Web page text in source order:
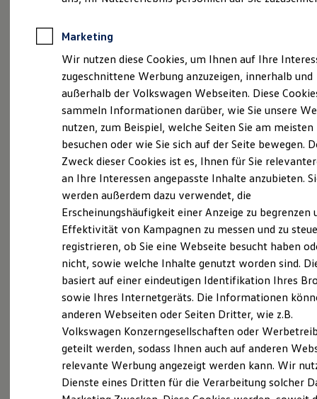
Anpfiff zum Gewinn
Elektroautos
ID. Tutorials
Elektrofahrzeugkonzepte
Reichweite
Reichweite der ID. Modelle
Reichweite im Winter
Laden
Laden unterwegs
Laden Zuhause
Ladezeitensimulator
Batterie
Sicherheit
Garantie und Lebensdauer
Nachhaltigkeit
Technologie
Kosten und Kauf
Verbrauchskosten
Kaufoptionen
E-Auto-Förderung
Software und Konnektivität
Die ID. Software 6
ID. Software Versionen und Updates
Digitale Extras
Schnittstellen zu Ihrem ID.
Probefahrt vereinbaren
Fahrzeugangebot anfordern
Servicetermin buchen
Serviceanfrage stellen
Marketing
Wir nutzen diese Cookies, um Ihnen auf Ihre
zugeschnittene Werbung anzuzeigen, innerhalb und
außerhalb der Volkswagen Webseiten. Diese
sammeln Informationen darüber, wie Sie unsere
nutzen, zum Beispiel, welche Seiten Sie am meisten
besuchen oder wie Sie sich auf der Seite bewegen.
Zweck dieser Cookies ist es, Ihnen für Sie
an Ihre Interessen angepasste Inhalte anzubieten.
werden außerdem dazu verwendet, die
Erscheinungshäufigkeit einer Anzeige zu begrenzen
Effektivität von Kampagnen zu messen und zu
registrieren, ob Sie eine Webseite besucht haben
nicht, sowie welche Inhalte genutzt worden sind.
basiert auf einer eindeutigen Identifikation Ihres
sowie Ihres Internetgeräts. Die Informationen
anderen Webseiten oder Seiten Dritter, wie z.B.
Volkswagen Konzerngesellschaften oder
geteilt werden, sodass Ihnen auch auf anderen
relevante Werbung angezeigt werden kann. Wir
Dienste eines Dritten für die Verarbeitung solcher